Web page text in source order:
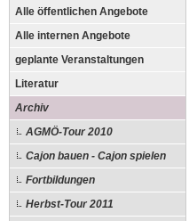
Alle öffentlichen Angebote
Alle internen Angebote
geplante Veranstaltungen
Literatur
Archiv
AGMÖ-Tour 2010
Cajon bauen - Cajon spielen
Fortbildungen
Herbst-Tour 2011